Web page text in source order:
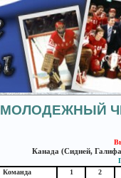
МОЛОДЕЖНЫЙ
Канада (Сидней,
Команда 1 2